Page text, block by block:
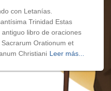
con Letanías.
Trinidad Estas
libro de oraciones
Orationum et
Christiani Leer más...